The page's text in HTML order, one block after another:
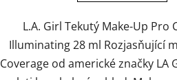
5
hvězdiček.
L.A. Girl Tekutý Make-Up Pro
Illuminating 28 ml Rozjasňující
Coverage od americké značky LA